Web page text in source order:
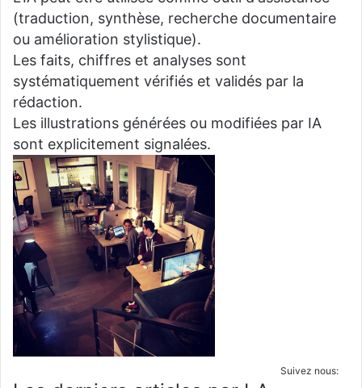
(traduction, synthèse, recherche documentaire
ou amélioration stylistique).
Les faits, chiffres et analyses sont
systématiquement vérifiés et validés par la
rédaction.
Les illustrations générées ou modifiées par IA
sont explicitement signalées.
Suivez nous: